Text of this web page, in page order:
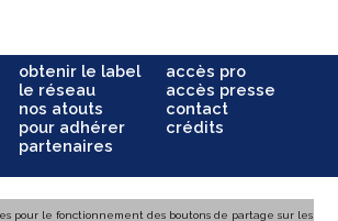
pour le fonctionnement des boutons de partage sur les
obtenir le label
le réseau
nos atouts
pour adhérer
partenaires
accès pro
accès presse
contact
crédits